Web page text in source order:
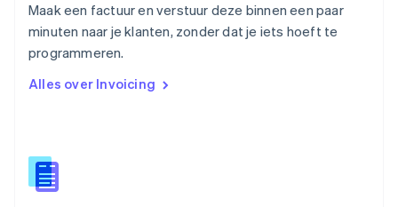
Maak een factuur en verstuur deze binnen een paar
minuten naar je klanten, zonder dat je iets hoeft te
programmeren.
Alles over Invoicing
English
Singapore
English简体中文
EnglishItaliano
Español
Thailand